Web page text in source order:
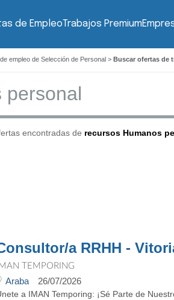
de EmpleoTrabajos Premium
empleo de Selección de Personal > Buscar ofertas de
encontradas de recursos Humanos
a RRHH -
IMAN TEMPORING
Araba 26/07/2026
a IMAN Temporing: ¡Sé Parte de